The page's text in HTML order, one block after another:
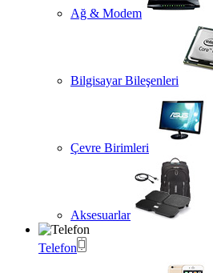
Ağ & Modem
Bilgisayar Bileşenleri
Çevre Birimleri
Aksesuarlar
Telefon